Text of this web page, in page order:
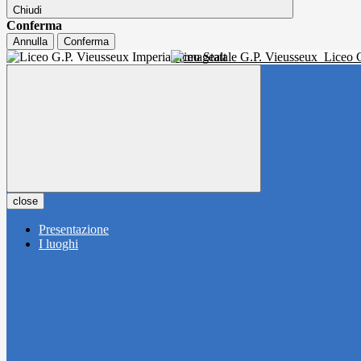
Chiudi
Conferma
Annulla Conferma
Liceo Statale G.P. Vieusseux Liceo
close
Presentazione
I luoghi